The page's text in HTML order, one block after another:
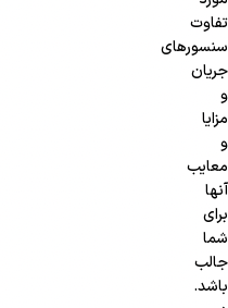
تفاوت
سنسورهای
جریان
و
مزایا
و
معایب
آنها
برای
شما
جالب
باشد.